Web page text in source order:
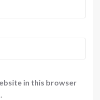
in this browser